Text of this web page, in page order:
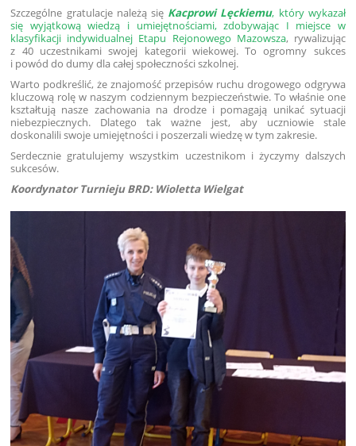
Szczególne gratulacje należą się Kacprowi Lęckiemu, który wykazał
się wyjątkową wiedzą i umiejętnościami, zdobywając I miejsce w
klasyfikacji indywidualnej Etapu Rejonowego Mazowsza, rywalizując
z 40 uczestnikami swojej kategorii wiekowej. To ogromny sukces
i powód do dumy dla całej społeczności szkolnej.
Warto podkreślić, że znajomość przepisów ruchu drogowego odgrywa
kluczową rolę w naszym codziennym bezpieczeństwie. To właśnie one
kształtują nasze zachowania na drodze i pomagają unikać sytuacji
niebezpiecznych. Dlatego tak ważne jest, aby uczniowie stale
doskonalili swoje umiejętności i poszerzali wiedzę w tym zakresie.
Serdecznie gratulujemy wszystkim uczestnikom i życzymy dalszych
sukcesów.
Koordynator Turnieju BRD: Wioletta Wielgat